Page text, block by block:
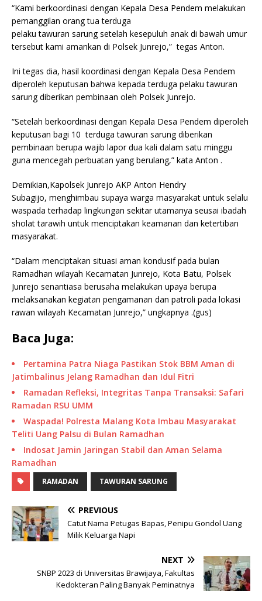
“Kami berkoordinasi dengan Kepala Desa Pendem melakukan
pemanggilan orang tua terduga
pelaku tawuran sarung setelah kesepuluh anak di bawah umur
tersebut kami amankan di Polsek Junrejo,” tegas Anton.
Ini tegas dia, hasil koordinasi dengan Kepala Desa Pendem
diperoleh keputusan bahwa kepada terduga pelaku tawuran
sarung diberikan pembinaan oleh Polsek Junrejo.
“Setelah berkoordinasi dengan Kepala Desa Pendem diperoleh
keputusan bagi 10 terduga tawuran sarung diberikan
pembinaan berupa wajib lapor dua kali dalam satu minggu
guna mencegah perbuatan yang berulang,” kata Anton .
Demikian,Kapolsek Junrejo AKP Anton Hendry
Subagijo, menghimbau supaya warga masyarakat untuk selalu
waspada terhadap lingkungan sekitar utamanya seusai ibadah
sholat tarawih untuk menciptakan keamanan dan ketertiban
masyarakat.
“Dalam menciptakan situasi aman kondusif pada bulan
Ramadhan wilayah Kecamatan Junrejo, Kota Batu, Polsek
Junrejo senantiasa berusaha melakukan upaya berupa
melaksanakan kegiatan pengamanan dan patroli pada lokasi
rawan wilayah Kecamatan Junrejo,” ungkapnya .(gus)
Baca Juga:
Pertamina Patra Niaga Pastikan Stok BBM Aman di
Jatimbalinus Jelang Ramadhan dan Idul Fitri
Ramadan Refleksi, Integritas Tanpa Transaksi: Safari
Ramadan RSU UMM
Waspada! Polresta Malang Kota Imbau Masyarakat
Teliti Uang Palsu di Bulan Ramadhan
Indosat Jamin Jaringan Stabil dan Aman Selama
Ramadhan
RAMADAN TAWURAN SARUNG
PREVIOUS
Catut Nama Petugas Bapas, Penipu Gondol Uang
Milik Keluarga Napi
NEXT
SNBP 2023 di Universitas Brawijaya, Fakultas
Kedokteran Paling Banyak Peminatnya